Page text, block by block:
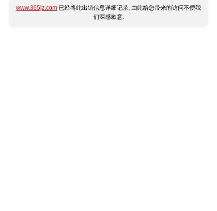
www.365jz.com 已经将此出错信息详细记录, 由此给您带来的访问不便我
们深感歉意.